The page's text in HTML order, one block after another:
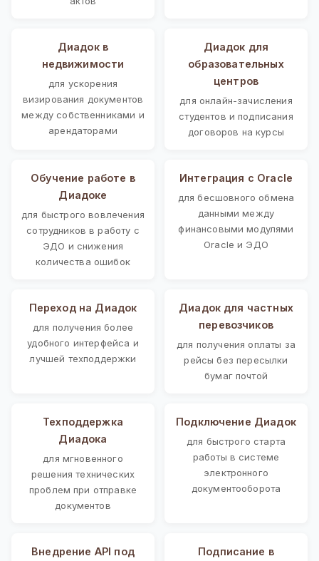
Диадок в
недвижимости
для ускорения
визирования документов
между собственниками и
арендаторами
Диадок для
образовательных
центров
для онлайн-зачисления
студентов и подписания
договоров на курсы
Обучение работе в
Диадоке
для быстрого вовлечения
сотрудников в работу с
ЭДО и снижения
количества ошибок
Интеграция с Oracle
для бесшовного обмена
данными между
финансовыми модулями
Oracle и ЭДО
Переход на Диадок
для получения более
удобного интерфейса и
лучшей техподдержки
Диадок для частных
перевозчиков
для получения оплаты за
рейсы без пересылки
бумаг почтой
Техподдержка
Диадока
для мгновенного
решения технических
проблем при отправке
документов
Подключение Диадок
для быстрого старта
работы в системе
электронного
документооборота
Внедрение API под
Подписание в